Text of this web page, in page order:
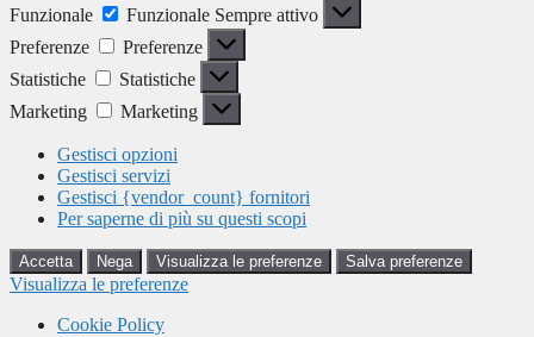
Funzionale
Funzionale Sempre attivo
Preferenze
Preferenze
Statistiche
Statistiche
Marketing
Marketing
Gestisci opzioni
Gestisci servizi
Gestisci {vendor_count} fornitori
Per saperne di più su questi scopi
Accetta Nega Visualizza le preferenze Salva preferenze
Visualizza le preferenze
Cookie Policy